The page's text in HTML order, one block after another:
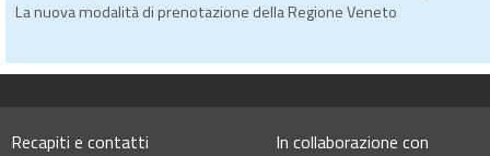
La nuova modalità di prenotazione della Regione Veneto
Recapiti e contatti In collaborazione con